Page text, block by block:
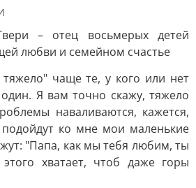
– отец восьмерых детей
любви и семейном счастье
чаще те, у кого или нет
Я вам точно скажу, тяжело
наваливаются, кажется,
ко мне мои маленькие
"Папа, как мы тебя любим, ты
хватает, чтоб даже горы